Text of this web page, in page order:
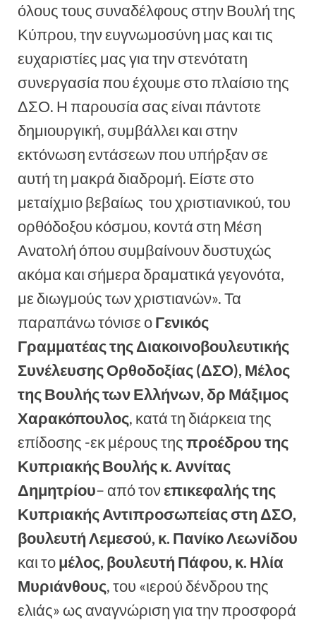
όλους τους συναδέλφους στην Βουλή της
Κύπρου, την ευγνωμοσύνη μας και τις
ευχαριστίες μας για την στενότατη
συνεργασία που έχουμε στο πλαίσιο της
ΔΣΟ. Η παρουσία σας είναι πάντοτε
δημιουργική, συμβάλλει και στην
εκτόνωση εντάσεων που υπήρξαν σε
αυτή τη μακρά διαδρομή. Είστε στο
μεταίχμιο βεβαίως του χριστιανικού, του
ορθόδοξου κόσμου, κοντά στη Μέση
Ανατολή όπου συμβαίνουν δυστυχώς
ακόμα και σήμερα δραματικά γεγονότα,
με διωγμούς των χριστιανών». Τα
παραπάνω τόνισε οΓενικός
Γραμματέας της Διακοινοβουλευτικής
Συνέλευσης Ορθοδοξίας (ΔΣΟ), Μέλος
της Βουλής των Ελλήνων, δρ Μάξιμος
Χαρακόπουλος, κατά τη διάρκεια της
επίδοσης -εκ μέρους τηςπροέδρου της
Κυπριακής Βουλής κ. Αννίτας
Δημητρίου– από τονεπικεφαλής της
Κυπριακής Αντιπροσωπείας στη ΔΣΟ,
βουλευτή Λεμεσού, κ. Πανίκο Λεωνίδου
και τομέλος, βουλευτή Πάφου, κ. Ηλία
Μυριάνθους, του «ιερού δένδρου της
ελιάς» ως αναγνώριση για την προσφορά